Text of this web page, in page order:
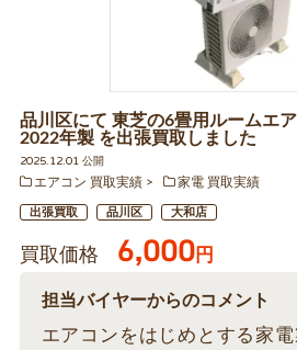
品川区にて 東芝の6畳用ルームエ
2022年製 を出張買取しました
2025.12.01 公開
エアコン 買取実績
家電 買取実績
出張買取 品川区 大和店
買取価格 6,000円
担当バイヤーからのコメント
エアコンをはじめとする家